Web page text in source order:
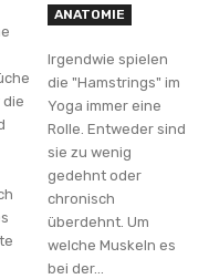
ANATOMIE
Irgendwie spielen
die "Hamstrings" im
Yoga immer eine
Rolle. Entweder sind
sie zu wenig
gedehnt oder
chronisch
überdehnt. Um
welche Muskeln es
bei der...